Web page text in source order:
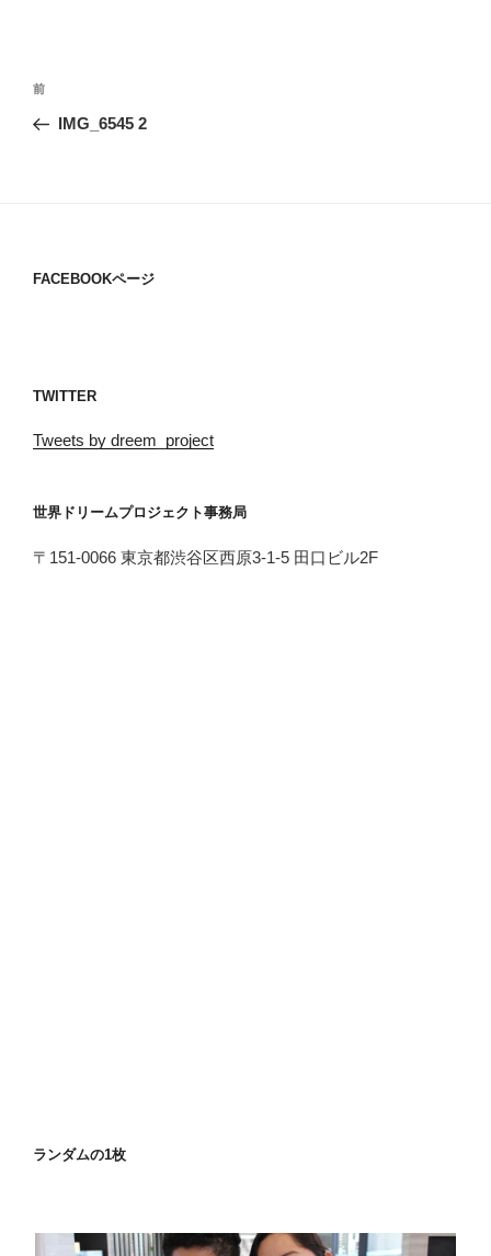
投
ナ
ョ
過
去
前
IMG_6545 2
FACEBOOKページ
TWITTER
Tweets by dreem_project
世界ドリームプロジェクト事務局
〒151-0066 東京都渋谷区西原3-1-5 田口ビル2F
ランダムの1枚